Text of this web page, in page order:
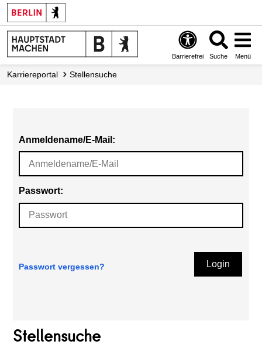
Barrierefrei Suche Menü
Karriereportal Stellensuche
Anmeldename/E-Mail:
Passwort:
Login
Passwort vergessen?
Stellensuche